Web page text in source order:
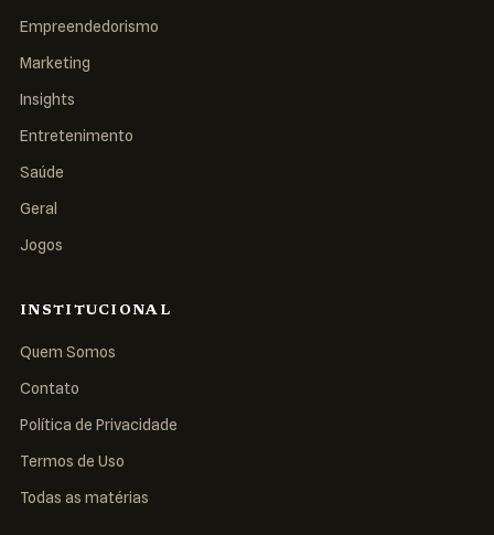
Empreendedorismo
Marketing
Insights
Entretenimento
Saúde
Geral
Jogos
INSTITUCIONAL
Quem Somos
Contato
Política de Privacidade
Termos de Uso
Todas as matérias